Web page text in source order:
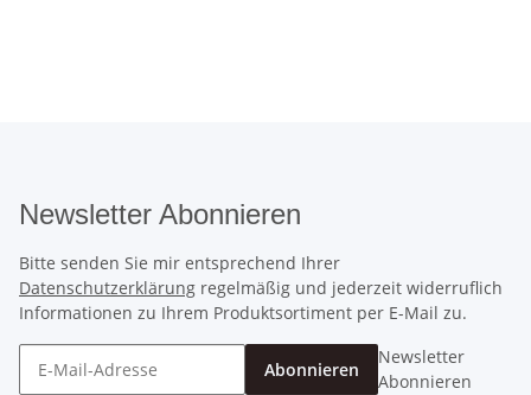
Newsletter Abonnieren
Bitte senden Sie mir entsprechend Ihrer
Datenschutzerklärung regelmäßig und jederzeit widerruflich
Informationen zu Ihrem Produktsortiment per E-Mail zu.
Abonnieren
Newsletter
Abonnieren